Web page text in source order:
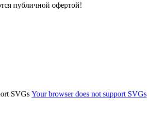
публичной офертой!
SVGs Your browser does not support SVGs